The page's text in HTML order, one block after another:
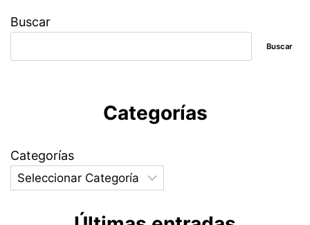
Buscar
Buscar
Categorías
Categorías